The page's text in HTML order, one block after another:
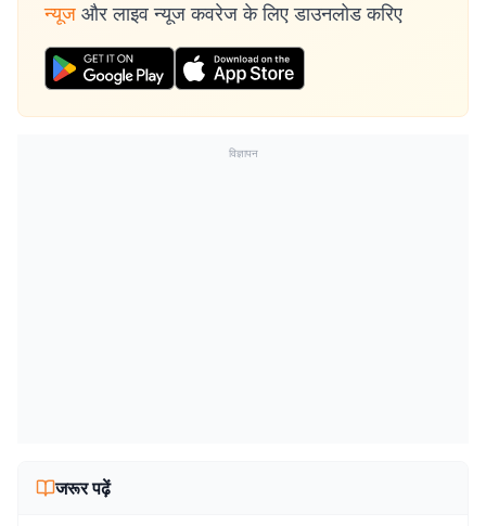
न्यूज और लाइव न्यूज कवरेज के लिए डाउनलोड करिए
विज्ञापन
जरूर पढ़ें